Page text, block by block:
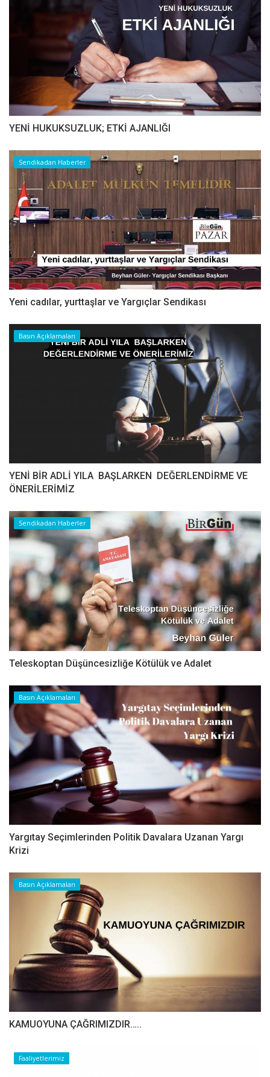
YENİ HUKUKSUZLUK; ETKİ AJANLIĞI
Sendikadan Haberler
Yeni cadılar, yurttaşlar ve Yargıçlar Sendikası
Basın Açıklamaları
YENİ BİR ADLİ YILA BAŞLARKEN DEĞERLENDİRME VE
ÖNERİLERİMİZ
Sendikadan Haberler
Teleskoptan Düşüncesizliğe Kötülük ve Adalet
Basın Açıklamaları
Yargıtay Seçimlerinden Politik Davalara Uzanan Yargı
Krizi
Basın Açıklamaları
​​​​​​​KAMUOYUNA ÇAĞRIMIZDIR…..
Faaliyetlerimiz